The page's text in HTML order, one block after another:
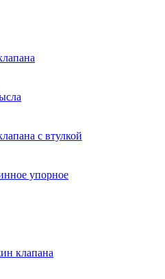
с втулкой
упорное
клапана